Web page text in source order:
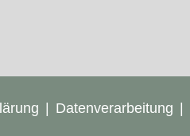
Datenverarbeitung